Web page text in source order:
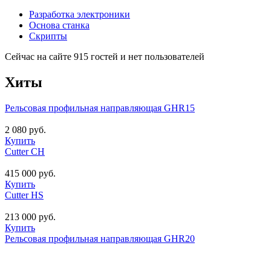
Разработка электроники
Основа станка
Скрипты
Сейчас на сайте 915 гостей и нет пользователей
Хиты
Рельсовая профильная направляющая GHR15
2 080 руб.
Купить
Cutter CH
415 000 руб.
Купить
Cutter HS
213 000 руб.
Купить
Рельсовая профильная направляющая GHR20